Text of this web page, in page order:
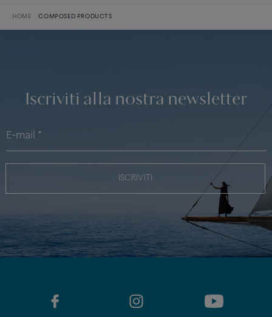
HOME COMPOSED PRODUCTS
Iscriviti alla nostra newsletter
ISCRIVITI